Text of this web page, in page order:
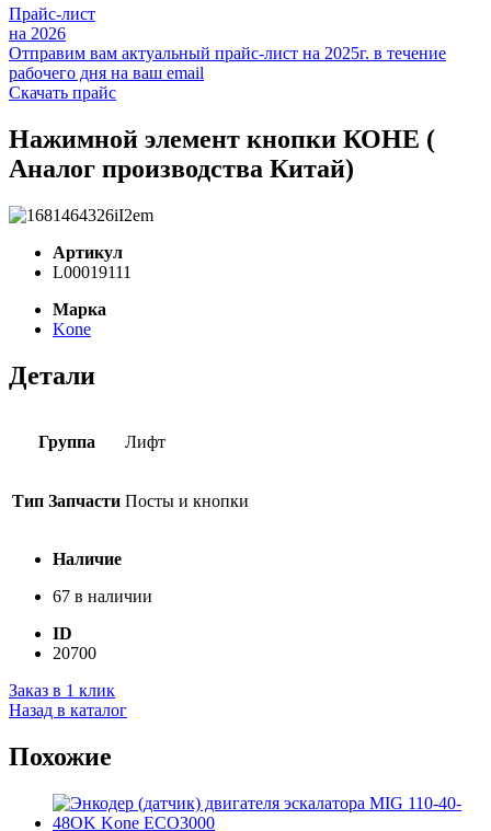
Прайс-лист
на 2026
Отправим вам актуальный прайс-лист на 2025г. в течение
рабочего дня на ваш email
Скачать прайс
Нажимной элемент кнопки КОНЕ (
Аналог производства Китай)
Артикул
L00019111
Марка
Kone
Детали
Группа Лифт
Тип Запчасти Посты и кнопки
Наличие
67 в наличии
ID
20700
Заказ в 1 клик
Назад в каталог
Похожие